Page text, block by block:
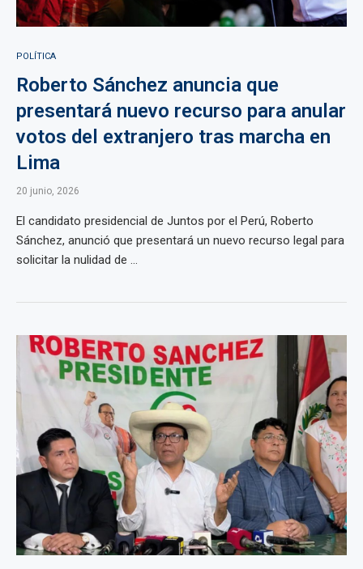
POLÍTICA
Roberto Sánchez anuncia que
presentará nuevo recurso para anular
votos del extranjero tras marcha en
Lima
20 junio, 2026
El candidato presidencial de Juntos por el Perú, Roberto
Sánchez, anunció que presentará un nuevo recurso legal para
solicitar la nulidad de ...